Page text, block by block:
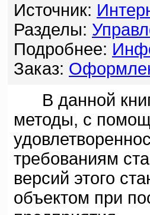
Источник:
Разделы:
Подробнее:
Заказ:
В данной
методы, с
требованиям
версий этого
объектом при